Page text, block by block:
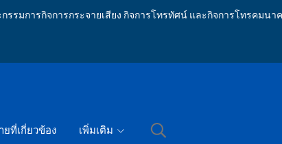
รมการกิจการกระจายเสียง กิจการโทรทัศน์ และกิจการโทรคมนา
ที่เกี่ยวข้อง เพิ่มเติม